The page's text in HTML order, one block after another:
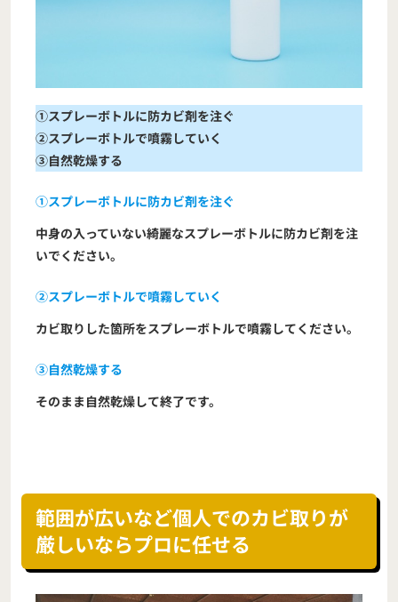
①スプレーボトルに防カビ剤を注ぐ
②スプレーボトルで噴霧していく
③自然乾燥する
①スプレーボトルに防カビ剤を注ぐ
中身の入っていない綺麗なスプレーボトルに防カビ剤を注
いでください。
②スプレーボトルで噴霧していく
カビ取りした箇所をスプレーボトルで噴霧してください。
③自然乾燥する
そのまま自然乾燥して終了です。
範囲が広いなど個人でのカビ取りが
厳しいならプロに任せる